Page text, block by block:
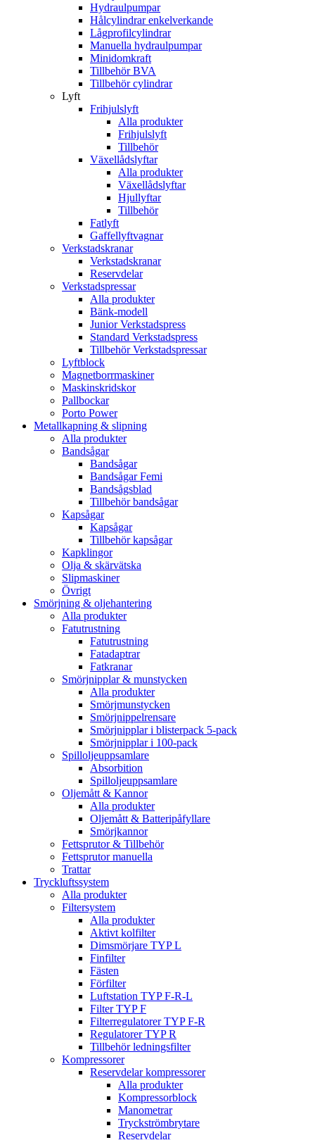
Hydraulpumpar
Hålcylindrar enkelverkande
Lågprofilcylindrar
Manuella hydraulpumpar
Minidomkraft
Tillbehör BVA
Tillbehör cylindrar
Lyft
Frihjulslyft
Alla produkter
Frihjulslyft
Tillbehör
Växellådslyftar
Alla produkter
Växellådslyftar
Hjullyftar
Tillbehör
Fatlyft
Gaffellyftvagnar
Verkstadskranar
Verkstadskranar
Reservdelar
Verkstadspressar
Alla produkter
Bänk-modell
Junior Verkstadspress
Standard Verkstadspress
Tillbehör Verkstadspressar
Lyftblock
Magnetborrmaskiner
Maskinskridskor
Pallbockar
Porto Power
Metallkapning & slipning
Alla produkter
Bandsågar
Bandsågar
Bandsågar Femi
Bandsågsblad
Tillbehör bandsågar
Kapsågar
Kapsågar
Tillbehör kapsågar
Kapklingor
Olja & skärvätska
Slipmaskiner
Övrigt
Smörjning & oljehantering
Alla produkter
Fatutrustning
Fatutrustning
Fatadaptrar
Fatkranar
Smörjnipplar & munstycken
Alla produkter
Smörjmunstycken
Smörjnippelrensare
Smörjnipplar i blisterpack 5-pack
Smörjnipplar i 100-pack
Spilloljeuppsamlare
Absorbition
Spilloljeuppsamlare
Oljemått & Kannor
Alla produkter
Oljemått & Batteripåfyllare
Smörjkannor
Fettsprutor & Tillbehör
Fettsprutor manuella
Trattar
Tryckluftssystem
Alla produkter
Filtersystem
Alla produkter
Aktivt kolfilter
Dimsmörjare TYP L
Finfilter
Fästen
Förfilter
Luftstation TYP F-R-L
Filter TYP F
Filterregulatorer TYP F-R
Regulatorer TYP R
Tillbehör ledningsfilter
Kompressorer
Reservdelar kompressorer
Alla produkter
Kompressorblock
Manometrar
Tryckströmbrytare
Reservdelar